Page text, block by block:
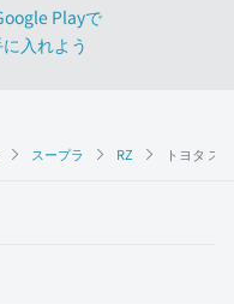
スープラ RZ トヨタ ス